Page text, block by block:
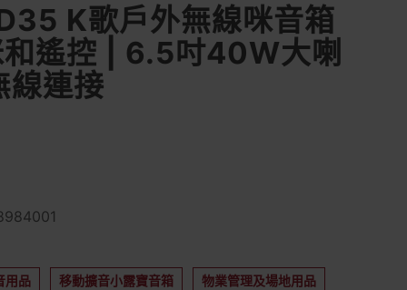
K歌戶外無線咪音箱
遙控 | 6.5吋40W大喇
連接
用品 移動擴音小露寶音箱 物業管理及場地用品